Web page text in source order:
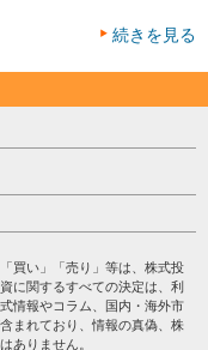
続きを見る
買い」「売り」等は、株式投
に関するすべての決定は、利
情報やコラム、国内・海外市
まれており、情報の真偽、株
ありません。